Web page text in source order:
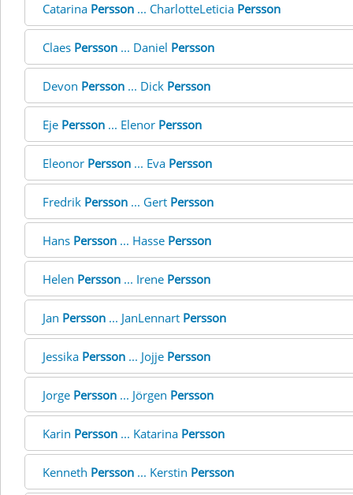
Catarina Persson ... CharlotteLeticia Persson
Claes Persson ... Daniel Persson
Devon Persson ... Dick Persson
Eje Persson ... Elenor Persson
Eleonor Persson ... Eva Persson
Fredrik Persson ... Gert Persson
Hans Persson ... Hasse Persson
Helen Persson ... Irene Persson
Jan Persson ... JanLennart Persson
Jessika Persson ... Jojje Persson
Jorge Persson ... Jörgen Persson
Karin Persson ... Katarina Persson
Kenneth Persson ... Kerstin Persson